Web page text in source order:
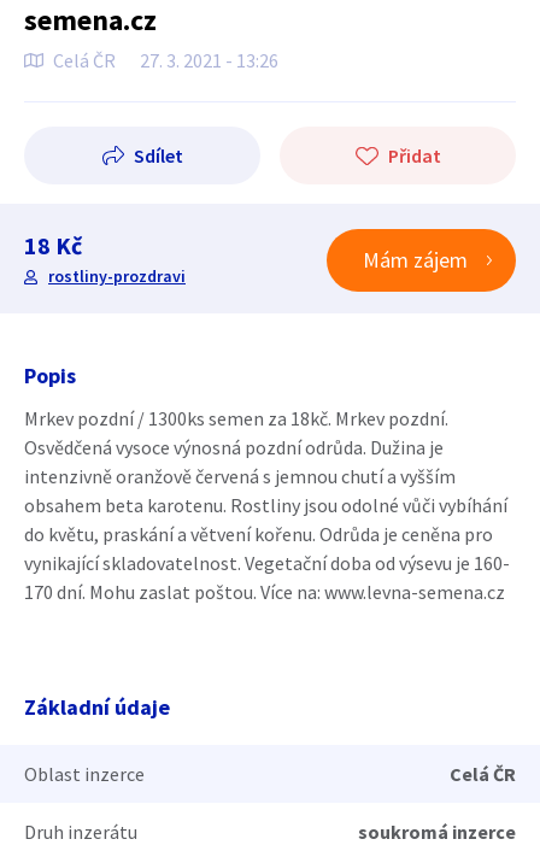
semena.cz
Celá ČR 27. 3. 2021 - 13:26
Sdílet Přidat
18 Kč
rostliny-prozdravi
Mám zájem
Popis
Mrkev pozdní / 1300ks semen za 18kč. Mrkev pozdní.
Osvědčená vysoce výnosná pozdní odrůda. Dužina je
intenzivně oranžově červená s jemnou chutí a vyšším
obsahem beta karotenu. Rostliny jsou odolné vůči vybíhání
do květu, praskání a větvení kořenu. Odrůda je ceněna pro
vynikající skladovatelnost. Vegetační doba od výsevu je 160-
170 dní. Mohu zaslat poštou. Více na: www.levna-semena.cz
Základní údaje
Oblast inzerce Celá ČR
Druh inzerátu soukromá inzerce